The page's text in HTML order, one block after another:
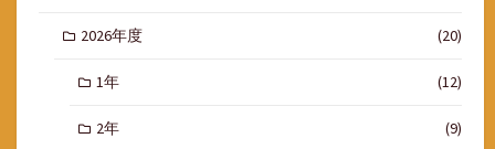
2026年度 (20)
1年 (12)
2年 (9)